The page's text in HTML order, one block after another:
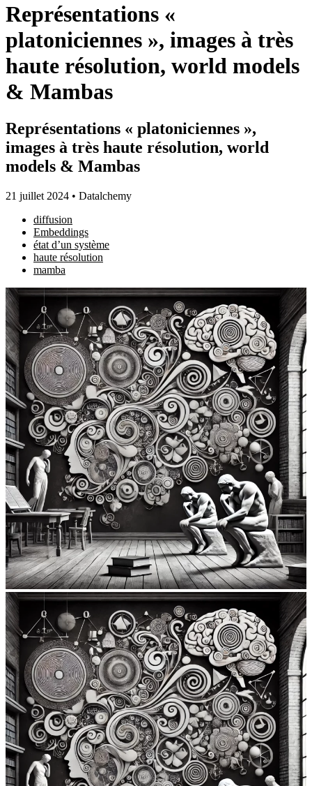
Représentations «
platoniciennes », images à très
haute résolution, world models
& Mambas
Représentations « platoniciennes »,
images à très haute résolution, world
models & Mambas
21 juillet 2024 • Datalchemy
diffusion
Embeddings
état d’un système
haute résolution
mamba